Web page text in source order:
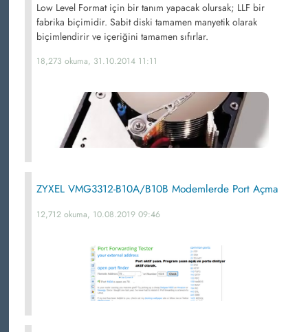
Low Level Format için bir tanım yapacak olursak; LLF bir
fabrika biçimidir. Sabit diski tamamen manyetik olarak
biçimlendirir ve içeriğini tamamen sıfırlar.
18,273 okuma, 31.10.2014 11:11
ZYXEL VMG3312-B10A/B10B Modemlerde Port Açma
12,712 okuma, 10.08.2019 09:46